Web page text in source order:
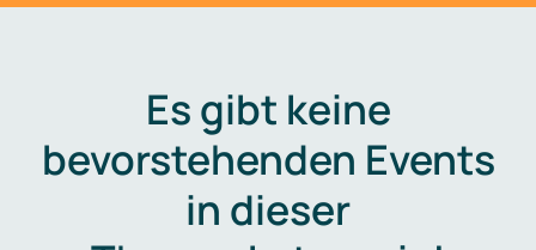
Es gibt keine
bevorstehenden Events
in dieser